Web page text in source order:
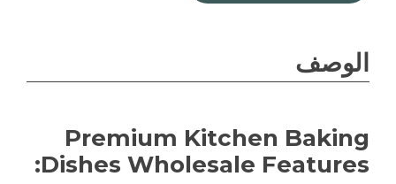
الوصف
Premium Kitchen Baking
Dishes Wholesale Features: